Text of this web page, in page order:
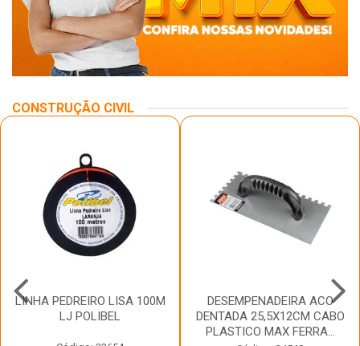
CONSTRUÇÃO CIVIL
LINHA PEDREIRO LISA 100M
LJ POLIBEL
DESEMPENADEIRA ACO
DENTADA 25,5X12CM CABO
PLASTICO MAX FERRA...